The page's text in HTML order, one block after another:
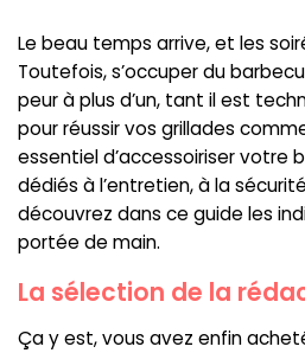
Le beau temps arrive, et les
Toutefois, s’occuper du
peur à plus d’un, tant il est
pour réussir vos grillades
essentiel d’accessoiriser votre
dédiés à l’entretien, à la
découvrez dans ce guide les
portée de main.
La sélection de la
Ça y est, vous avez enfin